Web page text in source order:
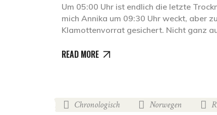
Um 05:00 Uhr ist endlich die letzte
mich Annika um 09:30 Uhr weckt, aber
Klamottenvorrat gesichert. Nicht ganz
READ MORE
Chronologisch Norwegen